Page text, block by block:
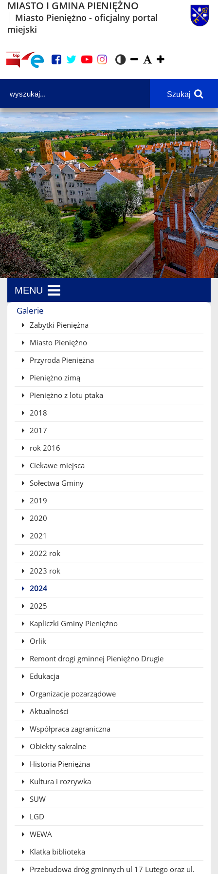
MIASTO I GMINA PIENIĘŻNO
Miasto Pieniężno - oficjalny portal
miejski
Szukaj
MENU
Menu boczne
Galerie
Zabytki Pieniężna
Miasto Pieniężno
Przyroda Pieniężna
Pieniężno zimą
Pieniężno z lotu ptaka
2018
2017
rok 2016
Ciekawe miejsca
Sołectwa Gminy
2019
2020
2021
2022 rok
2023 rok
2024
2025
Kapliczki Gminy Pieniężno
Orlik
Remont drogi gminnej Pieniężno Drugie
Edukacja
Organizacje pozarządowe
Aktualności
Współpraca zagraniczna
Obiekty sakralne
Historia Pieniężna
Kultura i rozrywka
SUW
LGD
WEWA
Klatka biblioteka
Przebudowa dróg gminnych ul 17 Lutego oraz ul.